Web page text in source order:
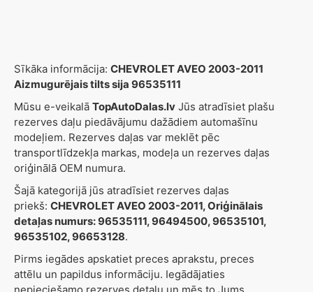
Sīkāka informācija: CHEVROLET AVEO 2003-2011
Aizmugurējais tilts sija 96535111
Mūsu e-veikalā TopAutoDalas.lv Jūs atradīsiet plašu
rezerves daļu piedāvājumu dažādiem automašīnu
modeļiem. Rezerves daļas var meklēt pēc
transportlīdzekļa markas, modeļa un rezerves daļas
oriģinālā OEM numura.
Šajā kategorijā jūs atradīsiet rezerves daļas
priekš: CHEVROLET AVEO 2003-2011, Oriģinālais
detaļas numurs: 96535111, 96494500, 96535101,
96535102, 96653128.
Pirms iegādes apskatiet preces aprakstu, preces
attēlu un papildus informāciju. Iegādājaties